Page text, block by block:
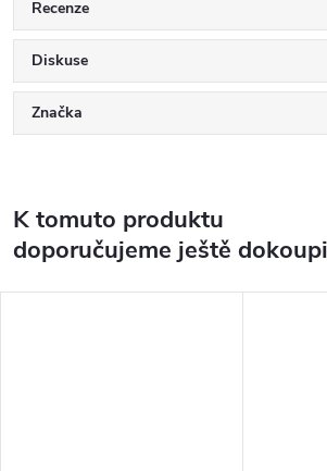
Recenze
Diskuse
Značka
K tomuto produktu
doporučujeme ještě